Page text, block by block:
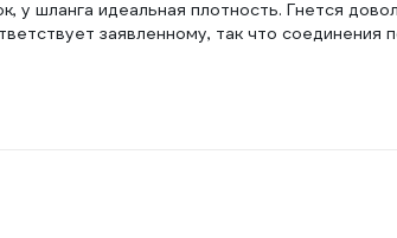
у шланга идеальная плотность. Гнется
заявленному, так что соединения